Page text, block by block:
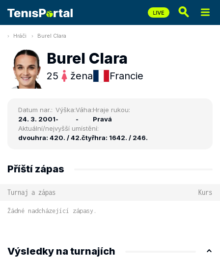
Hráči Burel Clara
Burel Clara
25 žena Francie
Datum nar.:
24. 3. 2001
Výška:
-
Váha:
-
Hraje rukou:
Pravá
Aktuální/nejvyšší umístění:
dvouhra: 420. / 42.čtyřhra: 1642. / 246.
Příští zápas
Turnaj a zápas Kurs
Žádné nadcházející zápasy.
Výsledky na turnajích